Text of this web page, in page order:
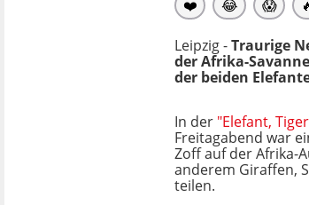
❤️ 😂 😱
Leipzig -Traurige
der Afrika-
der beiden
In der "Elefant,
Freitagabend war
Zoff auf der Afrika-
anderem Giraffen,
teilen.